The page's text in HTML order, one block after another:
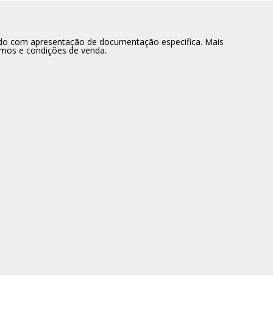
com apresentação de documentação especifica. Mais
e condições de venda.